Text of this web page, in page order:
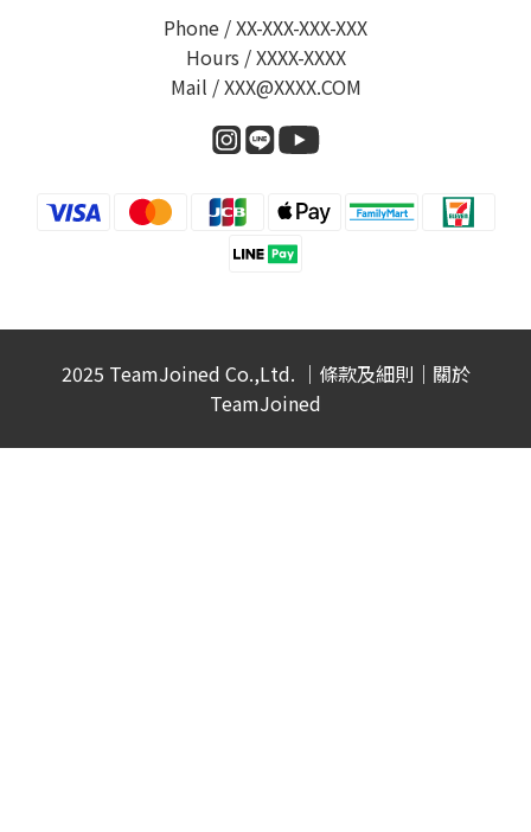
Phone / XX-XXX-XXX-XXX
Hours / XXXX-XXXX
Mail / XXX@XXXX.COM
2025 TeamJoined Co.,Ltd. ｜ 條款及細則 ｜ 關於
TeamJoined